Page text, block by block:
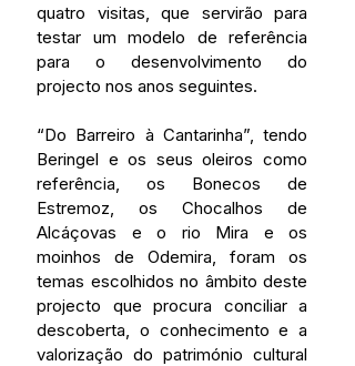
quatro visitas, que servirão para
testar um modelo de referência
para o desenvolvimento do
projecto nos anos seguintes.
“Do Barreiro à Cantarinha”, tendo
Beringel e os seus oleiros como
referência, os Bonecos de
Estremoz, os Chocalhos de
Alcáçovas e o rio Mira e os
moinhos de Odemira, foram os
temas escolhidos no âmbito deste
projecto que procura conciliar a
descoberta, o conhecimento e a
valorização do património cultural